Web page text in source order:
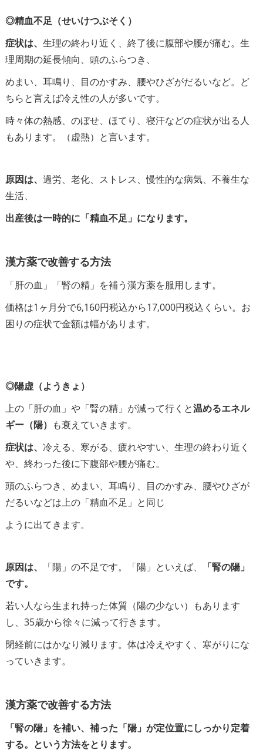
◎精血不足（せいけつぶそく）
症状は、 生理の終わり近く、終了後に腹部や腰が痛む。生
理周期の延長傾向、頭のふらつき、
めまい、耳鳴り、目のかすみ、腰やひざがだるいなど。ど
ちらと言えば冷え性の人が多いです。
時々体の熱感、のぼせ、ほてり、寝汗などの症状が出る人
もあります。（虚熱）と言います。
原因は、 過労、老化、ストレス、慢性的な病気、不養生な
生活、
出産後は一時的に「精血不足」になります。
漢方薬で改善する方法
「肝の血」「腎の精」を補う漢方薬を服用します。
価格は1ヶ月分で6,160円税込から17,000円税込くらい。お
困りの症状で金額は幅があります。
◎陽虚（ようきょ）
上の「肝の血」や「腎の精」が減って行くと温めるエネル
ギー（陽） も衰えていきます。
症状は、 冷える、寒がる、疲れやすい、生理の終わり近く
や、終わった後に下腹部や腰が痛む。
頭のふらつき、めまい、耳鳴り、目のかすみ、腰やひざが
だるいなどは上の「精血不足」と同じ
ように出てきます。
原因は、 「陽」の不足です。「陽」といえば、
「腎の陽」
です。
若い人なら生まれ持った体質（陽の少ない）もあります
し、35歳から徐々に減って行きます。
閉経前にはかなり減ります。体は冷えやすく、寒がりにな
っていきます。
漢方薬で改善する方法
「腎の陽」を補い、補った「陽」が定位置にしっかり定着
する。という方法をとります。